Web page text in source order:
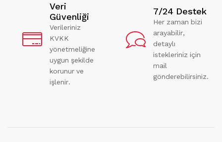
Veri
Güvenliği
Verileriniz
KVKK
yönetmeliğine
uygun şekilde
korunur ve
işlenir.
7/24 Destek
Her zaman bizi
arayabilir,
detaylı
istekleriniz için
mail
gönderebilirsiniz.